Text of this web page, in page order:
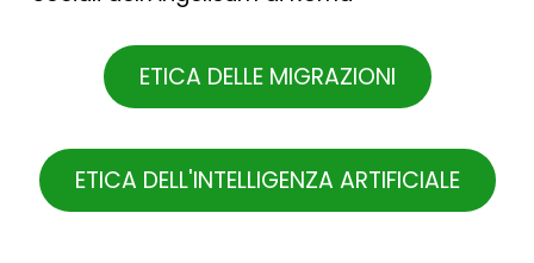
ETICA DELLE MIGRAZIONI
ETICA DELL'INTELLIGENZA ARTIFICIALE